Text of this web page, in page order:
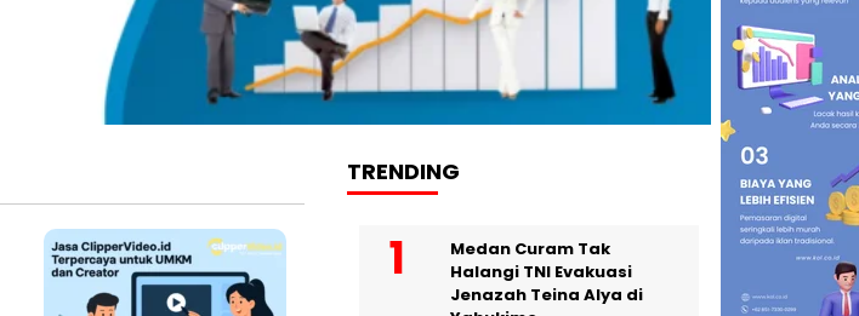
TRENDING
Medan Curam Tak
Halangi TNI Evakuasi
Jenazah Teina Alya di